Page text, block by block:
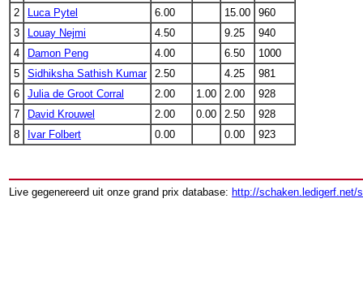
2
Luca Pytel 6.00 15.00
960
3
Louay Nejmi 4.50 9.25
940
4
Damon Peng 4.00 6.50
1000
5
Sidhiksha Sathish Kumar 2.50 4.25
981
6
Julia de Groot Corral 2.00 1.00 2.00
928
7
David Krouwel 2.00 0.00 2.50
928
8
Ivar Folbert 0.00 0.00 923
Live gegenereerd uit onze grand prix database: http://schaken.ledigerf.net/